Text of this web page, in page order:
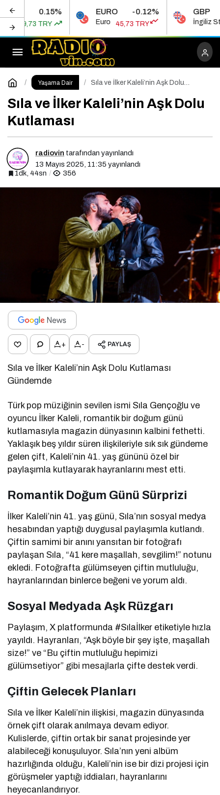
0.15%
TRY
EURO -0.12%
45,73 TRY
GBP
İngiliz Sterlini
Yaşama Dair
Sıla ve İlker Kaleli’nin Aşk Dolu
Sıla ve İlker Kaleli’nin Aşk Dolu
Kutlaması
radiovin tarafından yayınlandı
13 Mayıs 2025, 11:35 yayınlandı
1dk, 44sn
356
+ - PAYLAŞ
Sıla ve İlker Kaleli’nin Aşk Dolu Kutlaması
Gündemde
Türk pop müziğinin sevilen ismi Sıla Gençoğlu ve
oyuncu İlker Kaleli, romantik bir doğum günü
kutlamasıyla magazin dünyasının kalbini fethetti.
Yaklaşık beş yıldır süren ilişkileriyle sık sık gündeme
gelen çift, Kaleli’nin 41. yaş gününü özel bir
paylaşımla kutlayarak hayranlarını mest etti.
Romantik Doğum Günü Sürprizi
İlker Kaleli’nin 41. yaş günü, Sıla’nın sosyal medya
hesabından yaptığı duygusal paylaşımla kutlandı.
Çiftin samimi bir anını yansıtan bir fotoğrafı
paylaşan Sıla, “41 kere maşallah, sevgilim!” notunu
ekledi. Fotoğrafta gülümseyen çiftin mutluluğu,
hayranlarından binlerce beğeni ve yorum aldı.
Sosyal Medyada Aşk Rüzgarı
Paylaşım, X platformunda #Sılaİlker etiketiyle hızla
yayıldı. Hayranları, “Aşk böyle bir şey işte, maşallah
size!” ve “Bu çiftin mutluluğu hepimizi
gülümsetiyor” gibi mesajlarla çifte destek verdi.
Çiftin Gelecek Planları
Sıla ve İlker Kaleli’nin ilişkisi, magazin dünyasında
örnek çift olarak anılmaya devam ediyor.
Kulislerde, çiftin ortak bir sanat projesinde yer
alabileceği konuşuluyor. Sıla’nın yeni albüm
hazırlığında olduğu, Kaleli’nin ise bir dizi projesi için
görüşmeler yaptığı iddiaları, hayranlarını
heyecanlandırıyor.
Bülent Ersoy’un Efsane Dansı
Yorum Yap Paylaş